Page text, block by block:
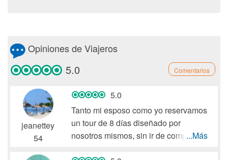
Opiniones de Viajeros
Comentarios
5.0
jeanettey
54
5.0
Tanto mi esposo como yo reservamos
un tour de 8 días diseñado por
nosotros mismos, sin ir de compras a
...Más